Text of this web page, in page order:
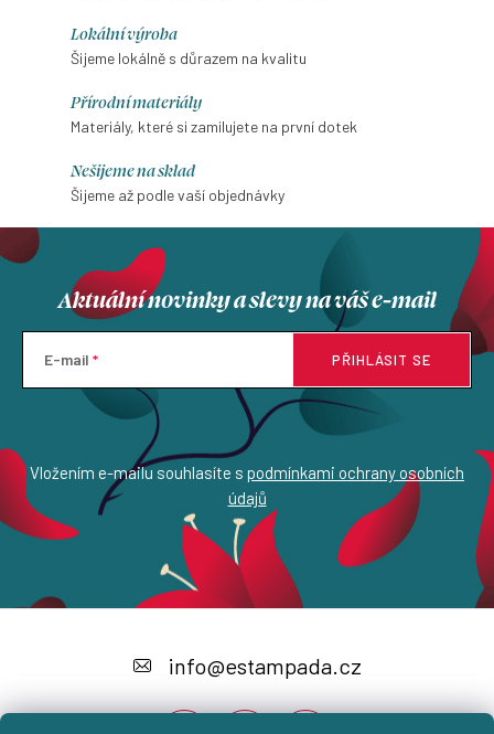
Lokální výroba
Šijeme lokálně s důrazem na kvalitu
Přírodní materiály
Materiály, které si zamilujete na první dotek
Nešijeme na sklad
Šijeme až podle vaší objednávky
Aktuální novinky a slevy na váš e-mail
E-mail
Vložením e-mailu souhlasíte s podmínkami ochrany osobních
údajů
PŘIHLÁSIT SE
p
info@estampada.cz